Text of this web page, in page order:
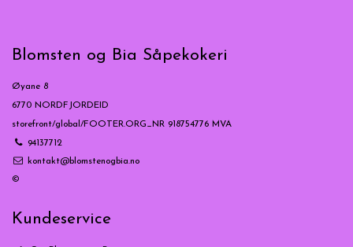
Blomsten og Bia Såpekokeri
Øyane 8
6770 NORDFJORDEID
storefront/global/FOOTER.ORG_NR 918754776 MVA
94137712
kontakt@blomstenogbia.no
©
Kundeservice